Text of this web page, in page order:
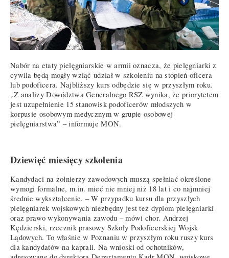
Nabór na etaty pielęgniarskie w armii oznacza, że pielęgniarki z
cywila będą mogły wziąć udział w szkoleniu na stopień oficera
lub podoficera. Najbliższy kurs odbędzie się w przyszłym roku.
„Z analizy Dowództwa Generalnego RSZ wynika, że priorytetem
jest uzupełnienie 15 stanowisk podoficerów młodszych w
korpusie osobowym medycznym w grupie osobowej
pielęgniarstwa” – informuje MON.
Dziewięć miesięcy szkolenia
Kandydaci na żołnierzy zawodowych muszą spełniać określone
wymogi formalne, m.in. mieć nie mniej niż 18 lat i co najmniej
średnie wykształcenie. – W przypadku kursu dla przyszłych
pielęgniarek wojskowych niezbędny jest też dyplom pielęgniarki
oraz prawo wykonywania zawodu – mówi chor. Andrzej
Kędzierski, rzecznik prasowy Szkoły Podoficerskiej Wojsk
Lądowych. To właśnie w Poznaniu w przyszłym roku ruszy kurs
dla kandydatów na kaprali. Na wnioski od ochotników,